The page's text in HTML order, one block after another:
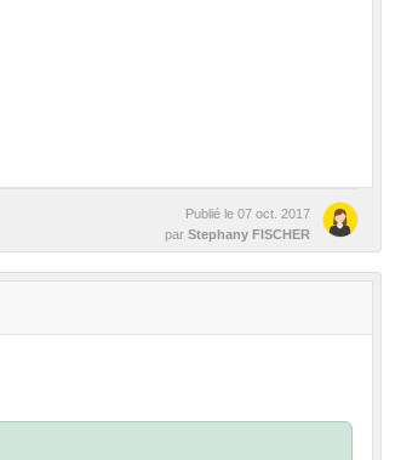
Publié le 07 oct. 2017
par Stephany FISCHER